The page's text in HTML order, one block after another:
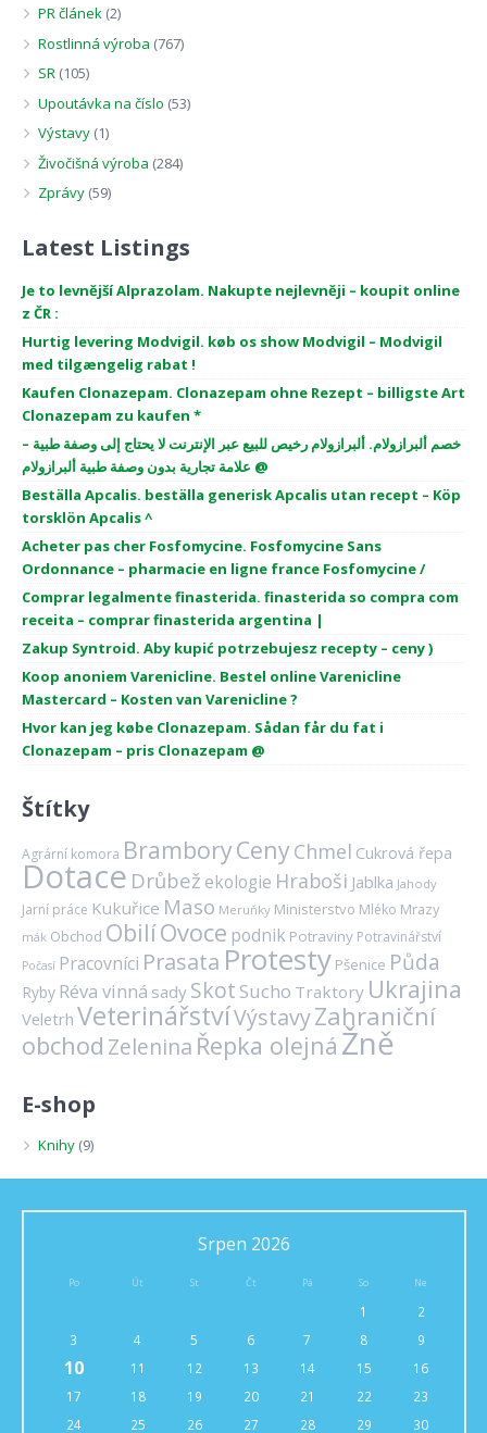
PR článek (2)
Rostlinná výroba (767)
SR (105)
Upoutávka na číslo (53)
Výstavy (1)
Živočišná výroba (284)
Zprávy (59)
Latest Listings
Je to levnější Alprazolam. Nakupte nejlevněji – koupit online
z ČR :
Hurtig levering Modvigil. køb os show Modvigil – Modvigil
med tilgængelig rabat !
Kaufen Clonazepam. Clonazepam ohne Rezept – billigste Art
Clonazepam zu kaufen *
خصم ألبرازولام. ألبرازولام رخيص للبيع عبر الإنترنت لا يحتاج إلى وصفة طبية –
علامة تجارية بدون وصفة طبية ألبرازولام @
Beställa Apcalis. beställa generisk Apcalis utan recept – Köp
torsklön Apcalis ^
Acheter pas cher Fosfomycine. Fosfomycine Sans
Ordonnance – pharmacie en ligne france Fosfomycine /
Comprar legalmente finasterida. finasterida so compra com
receita – comprar finasterida argentina |
Zakup Syntroid. Aby kupić potrzebujesz recepty – ceny )
Koop anoniem Varenicline. Bestel online Varenicline
Mastercard – Kosten van Varenicline ?
Hvor kan jeg købe Clonazepam. Sådan får du fat i
Clonazepam – pris Clonazepam @
Štítky
Agrární komora BramboryCenyChmel Cukrová řepa
Dotace Drůbež ekologie Hraboši Jablka Jahody
Jarní práce Kukuřice Maso Meruňky Ministerstvo Mléko Mrazy
mák Obchod ObilíOvoce podnik Potraviny Potravinářství
Počasí Pracovníci Prasata Protesty Pšenice Půda
Ryby Réva vinná sady Skot Sucho Traktory Ukrajina
Veletrh VeterinářstvíVýstavyZahraniční
obchod Zelenina Řepka olejná Žně
E-shop
Knihy (9)
Srpen 2026
Po Út St Čt Pá So Ne
1
2
3
4 5 6 7 8 9
10 11 12 13 14 15
16
17
18 19 20 21 22
23
24
25 26 27 28 29 30